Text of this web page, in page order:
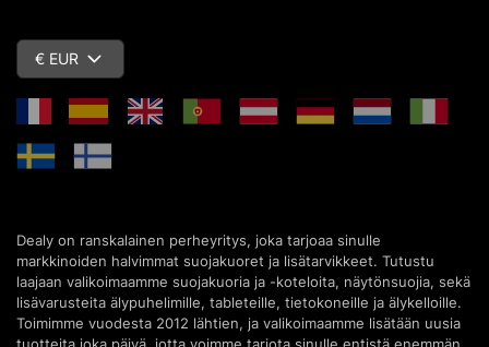
€ EUR
Dealy on ranskalainen perheyritys, joka tarjoaa sinulle
markkinoiden halvimmat suojakuoret ja lisätarvikkeet. Tutustu
laajaan valikoimaamme suojakuoria ja -koteloita, näytönsuojia, sekä
lisävarusteita älypuhelimille, tableteille, tietokoneille ja älykelloille.
Toimimme vuodesta 2012 lähtien, ja valikoimaamme lisätään uusia